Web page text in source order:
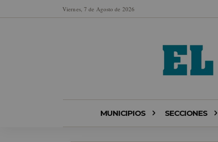
Viernes, 7 de Agosto de 2026
MUNICIPIOS SECCIONES